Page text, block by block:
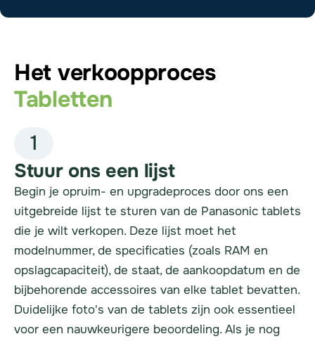
Het verkoopproces
Tabletten
1
Stuur ons een lijst
Begin je opruim- en upgradeproces door ons een
uitgebreide lijst te sturen van de Panasonic tablets
die je wilt verkopen. Deze lijst moet het
modelnummer, de specificaties (zoals RAM en
opslagcapaciteit), de staat, de aankoopdatum en de
bijbehorende accessoires van elke tablet bevatten.
Duidelijke foto's van de tablets zijn ook essentieel
voor een nauwkeurigere beoordeling. Als je nog